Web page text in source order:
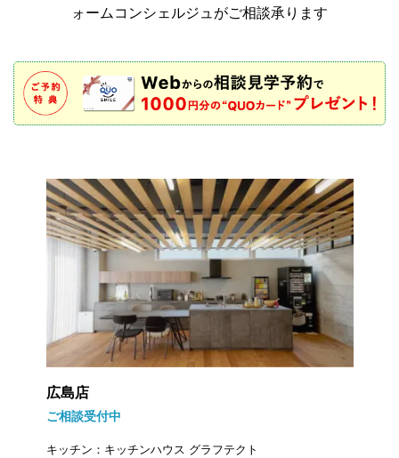
ォームコンシェルジュがご相談承ります
広島店
ご相談受付中
キッチン：キッチンハウス グラフテクト